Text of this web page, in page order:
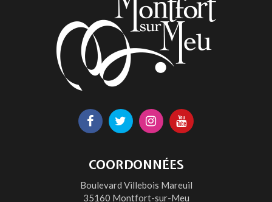
Lien
le
compte
Facebook
Lien
le
compte
Twitter
Lien
le
compte
Instagram
Lien
la
chaîne
Youtube
COORDONNÉES
Boulevard Villebois Mareuil
35160 Montfort-sur-Meu